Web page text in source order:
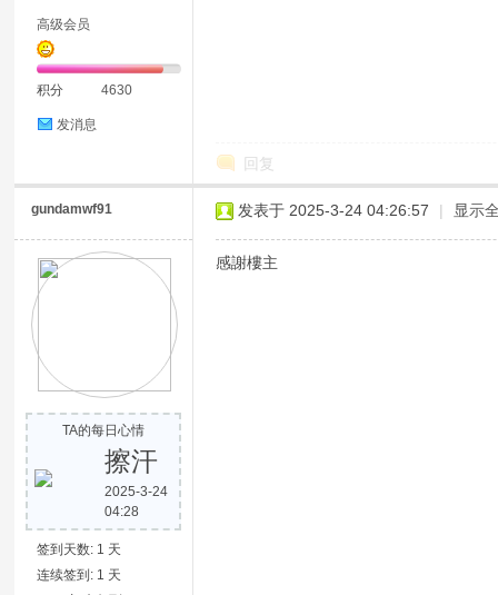
高级会员
积分 4630
发消息
回复
gundamwf91
TA的每日心情
擦汗
2025-3-24
04:28
签到天数: 1 天
连续签到: 1 天
发表于 2025-3-24 04:26:57 | 显示
感謝樓主